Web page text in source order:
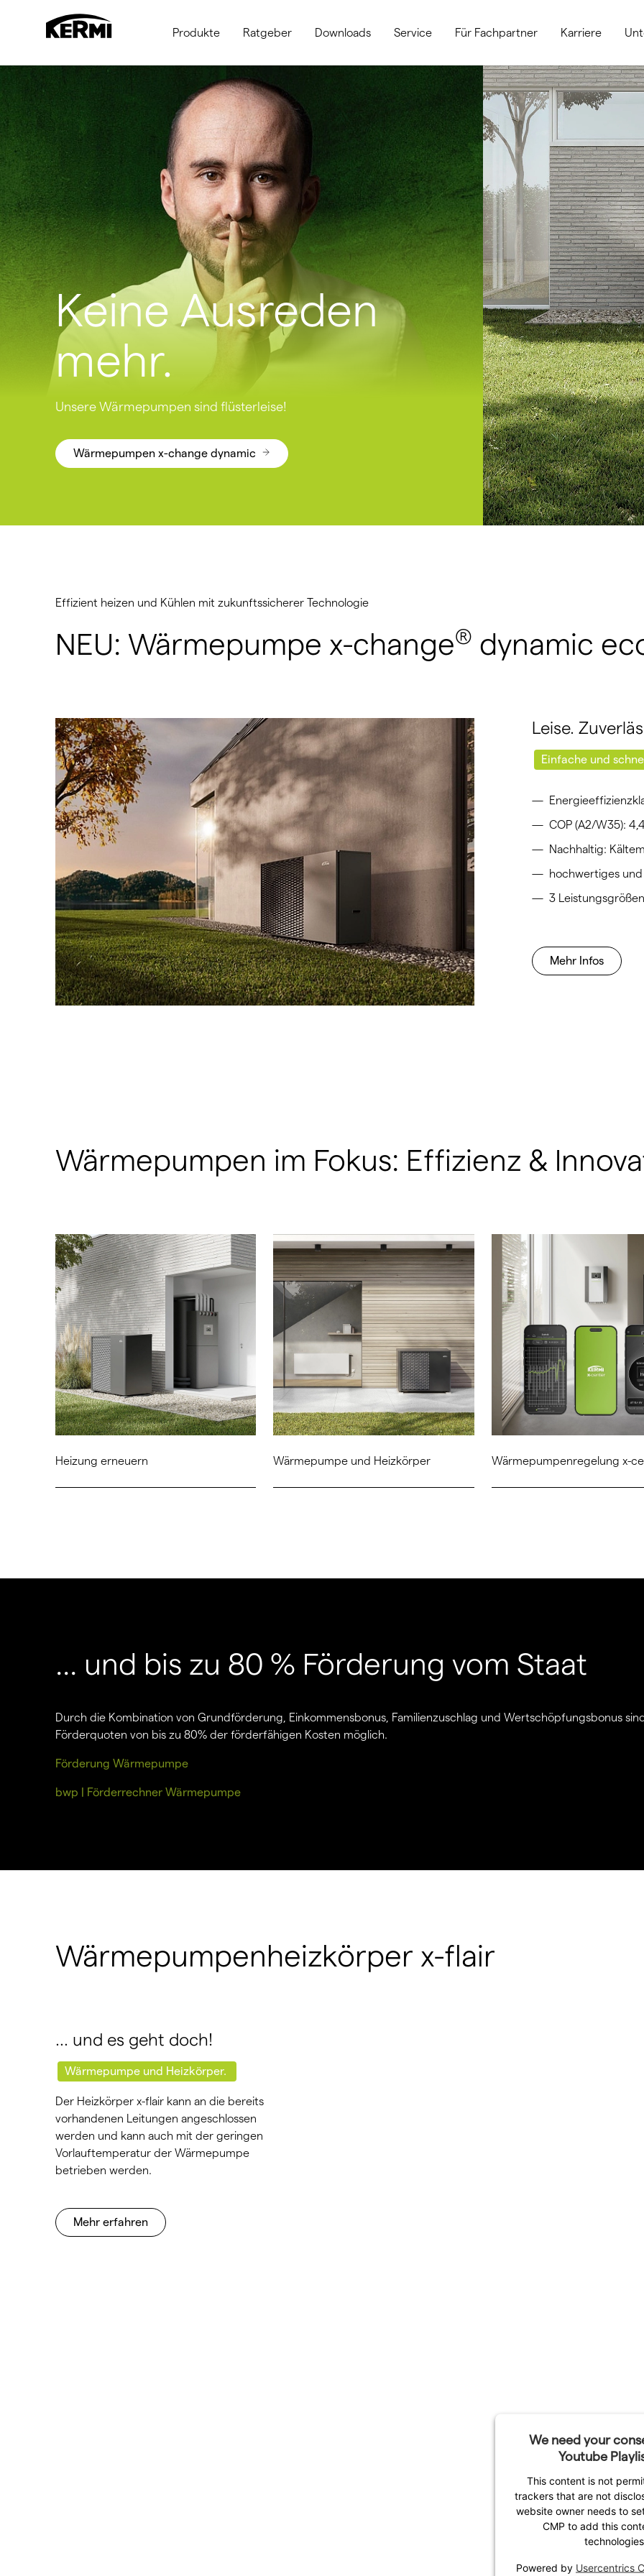
Produkte Ratgeber Downloads Service Für Fachpartner Karriere
Keine Ausreden
mehr.
Unsere Wärmepumpen sind flüsterleise!
Wärmepumpen x-change dynamic
Effizient heizen und Kühlen mit zukunftssicherer Technologie
NEU: Wärmepumpe x-change® dynamic
Leise.
Einfache und
COP (A2/W35):
Nachhaltig:
hochwertiges
3 Leistungsgrößen
Mehr Infos
Wärmepumpen im Fokus: Effizienz &
Heizung erneuern Wärmepumpe und Heizkörper Wärmepumpenregelung x-
... und bis zu 80 % Förderung vom Staat
Durch die Kombination von Grundförderung, Einkommensbonus, Familienzuschlag und Wertschöpfungsbonus
Förderquoten von bis zu 80% der förderfähigen Kosten möglich.
Förderung Wärmepumpe
bwp | Förderrechner Wärmepumpe
Wärmepumpenheizkörper x-flair
… und es geht doch!
Wärmepumpe und Heizkörper.
Der Heizkörper x-flair kann an die bereits
vorhandenen Leitungen angeschlossen
werden und kann auch mit der geringen
Vorlauftemperatur der Wärmepumpe
betrieben werden.
Mehr erfahren
We need your
Youtube
This content is not
trackers that are not
website owner needs to
CMP to add this
Powered by Usercentrics